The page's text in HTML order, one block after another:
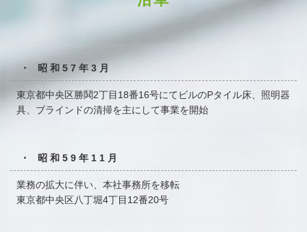
・ 昭和57年3月
東京都中央区勝鬨2丁目18番16号にてビルのPタイル床、 照明器
具、ブラインドの清掃を主にして事業を開始
・ 昭和59年11月
業務の拡大に伴い、本社事務所を移転
東京都中央区八丁堀4丁目12番20号